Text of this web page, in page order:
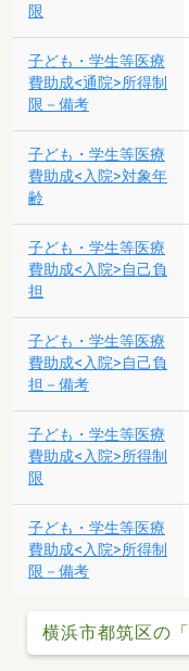
限
子ども・学生等医療
費助成<通院>所得制
限－備考
子ども・学生等医療
費助成<入院>対象年
齢
子ども・学生等医療
費助成<入院>自己負
担
子ども・学生等医療
費助成<入院>自己負
担－備考
子ども・学生等医療
費助成<入院>所得制
限
子ども・学生等医療
費助成<入院>所得制
限－備考
横浜市都筑区の「